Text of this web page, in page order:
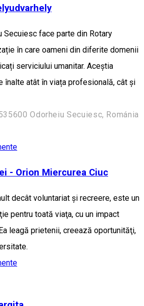
Secuiesc face parte din Rotary
în care oameni din diferite domenii
serviciului umanitar. Aceștia
înalte atât în viața profesională, cât și
Odorheiu Secuiesc, Románia
- Orion Miercurea Ciuc
decât voluntariat şi recreere, este un
pentru toată viaţa, cu un impact
leagă prietenii, creează oportunităţi,